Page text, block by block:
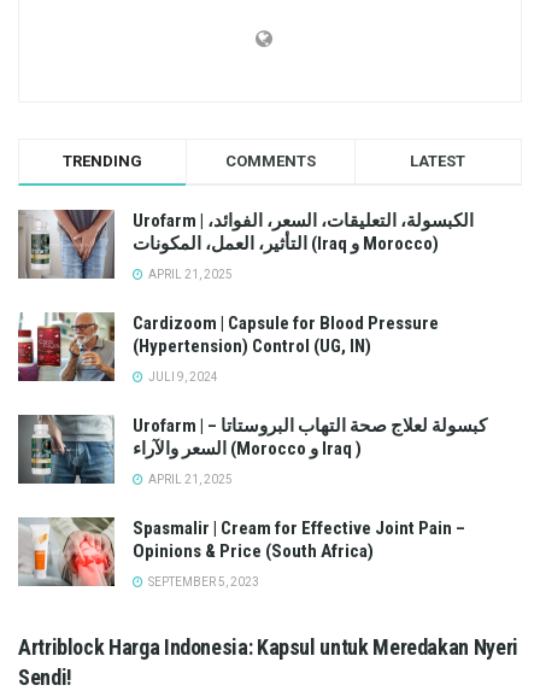
TRENDING COMMENTS LATEST
Urofarm | الكبسولة، التعليقات، السعر، الفوائد،
التأثير، العمل، المكونات (Iraq و Morocco)
APRIL 21, 2025
Cardizoom | Capsule for Blood Pressure
(Hypertension) Control (UG, IN)
JULI 9, 2024
Urofarm | كبسولة لعلاج صحة التهاب البروستاتا –
السعر والآراء (Morocco و Iraq )
APRIL 21, 2025
Spasmalir | Cream for Effective Joint Pain –
Opinions & Price (South Africa)
SEPTEMBER 5, 2023
Artriblock Harga Indonesia: Kapsul untuk Meredakan Nyeri
Sendi!